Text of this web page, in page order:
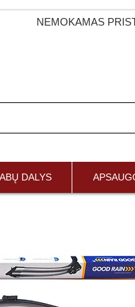
NEMOKAMAS
DALYS